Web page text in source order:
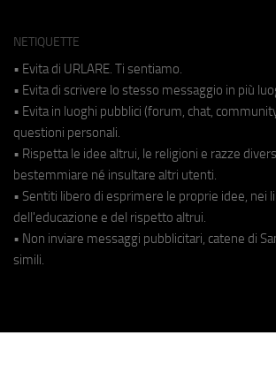
NETIQUETTE
• Evita di URLARE. Ti sentiamo.
• Evita di scrivere lo stesso messaggio in più
• Evita in luoghi pubblici (forum, chat,
questioni personali.
• Rispetta le idee altrui, le religioni e razze
bestemmiare né insultare altri utenti.
• Sentiti libero di esprimere le proprie idee, nei
dell'educazione e del rispetto altrui.
• Non inviare messaggi pubblicitari, catene di
simili.